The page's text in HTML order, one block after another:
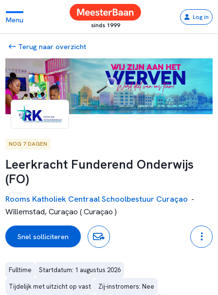
Menu
sinds 1999
Log in
Terug naar overzicht
NOG 7 DAGEN
Leerkracht Funderend Onderwijs
(FO)
Rooms Katholiek Centraal Schoolbestuur Curaçao -
Willemstad, Curaçao ( Curaçao )
Snel solliciteren
Fulltime
Startdatum: 1 augustus 2026
Tijdelijk met uitzicht op vast
Zij-instromers: Nee